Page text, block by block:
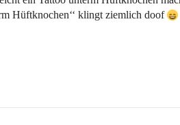
Hüftknochen‘‘ klingt ziemlich doof